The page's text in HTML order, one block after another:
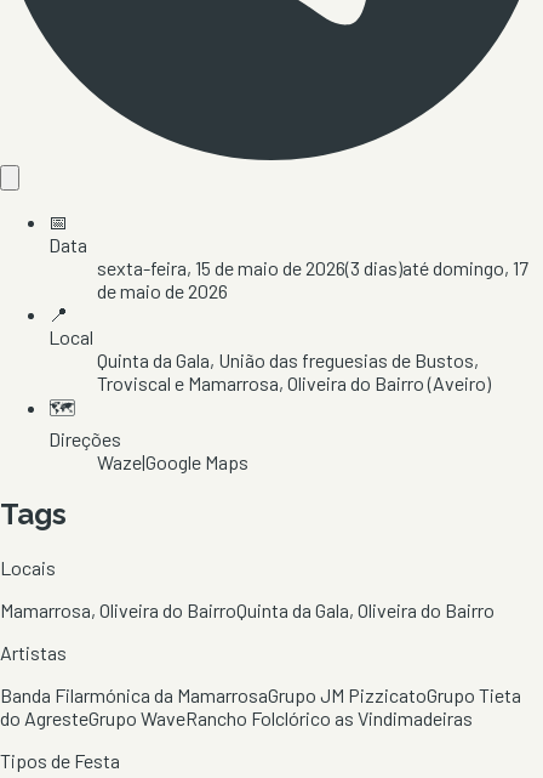
📅
Data
sexta-feira, 15 de maio de 2026(3 dias)atédomingo, 17
de maio de 2026
📍
Local
Quinta da Gala, União das freguesias de Bustos,
Troviscal e Mamarrosa, Oliveira do Bairro(Aveiro)
🗺️
Direções
Waze|Google Maps
Tags
Locais
Mamarrosa, Oliveira do BairroQuinta da Gala, Oliveira do Bairro
Artistas
Banda Filarmónica da MamarrosaGrupo JM PizzicatoGrupo Tieta
do AgresteGrupo WaveRancho Folclórico as Vindimadeiras
Tipos de Festa